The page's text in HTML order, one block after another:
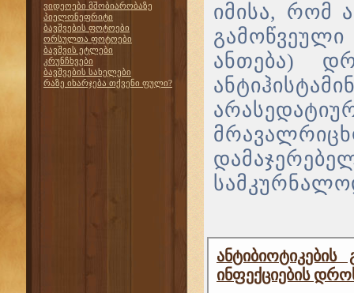
ვიდეოები მშობიარობაზე
პიელონეფრიტი
ბავშვების ფოტოები
ორსულთა ფოტოები
ბავშვის ეტლები
კრუნჩხვები
ბავშვების სახელები
რაზე იხარჯება თქვენი ფული?
იმისა, რომ
ანთება)
ინფექციების